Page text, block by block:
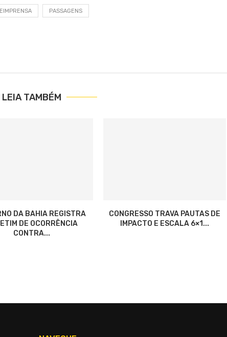
PASSAGENS
LEIA TAMBÉM
DA BAHIA REGISTRA
DE OCORRÊNCIA
CONTRA...
CONGRESSO TRAVA PAUTAS DE
IMPACTO E ESCALA 6×1...